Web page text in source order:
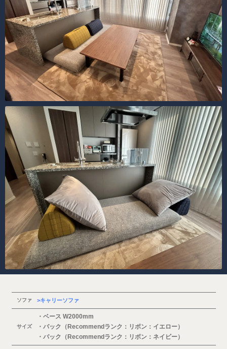
ソファ キャリーソファ
サイズ
・ベース W2000mm
・バック（Recommendランク：リボン：イエロー）
・バック（Recommendランク：リボン：ネイビー）